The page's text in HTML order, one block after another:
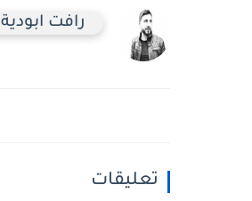
رافت ابودية
تعليقات